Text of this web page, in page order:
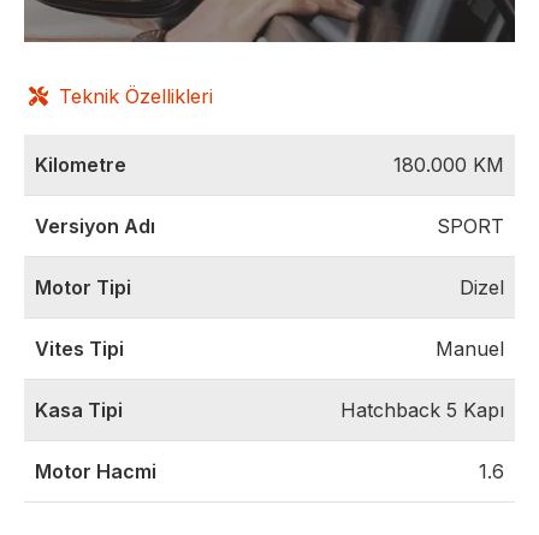
Teknik Özellikleri
Kilometre 180.000 KM
Versiyon Adı SPORT
Motor Tipi Dizel
Vites Tipi Manuel
Kasa Tipi Hatchback 5 Kapı
Motor Hacmi 1.6